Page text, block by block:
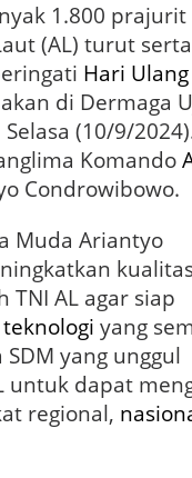
1.800
(AL) turut
Hari
di Dermaga
(10/9/
Komando
Condrowibowo.
Muda Ariantyo
TNI AL agar siap
teknologi yang
yang unggul
untuk dapat
regional,